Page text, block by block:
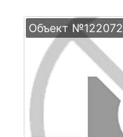
Объект №122072